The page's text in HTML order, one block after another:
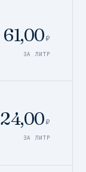
61,00₽
ЗА ЛИТР
24,00₽
ЗА ЛИТР